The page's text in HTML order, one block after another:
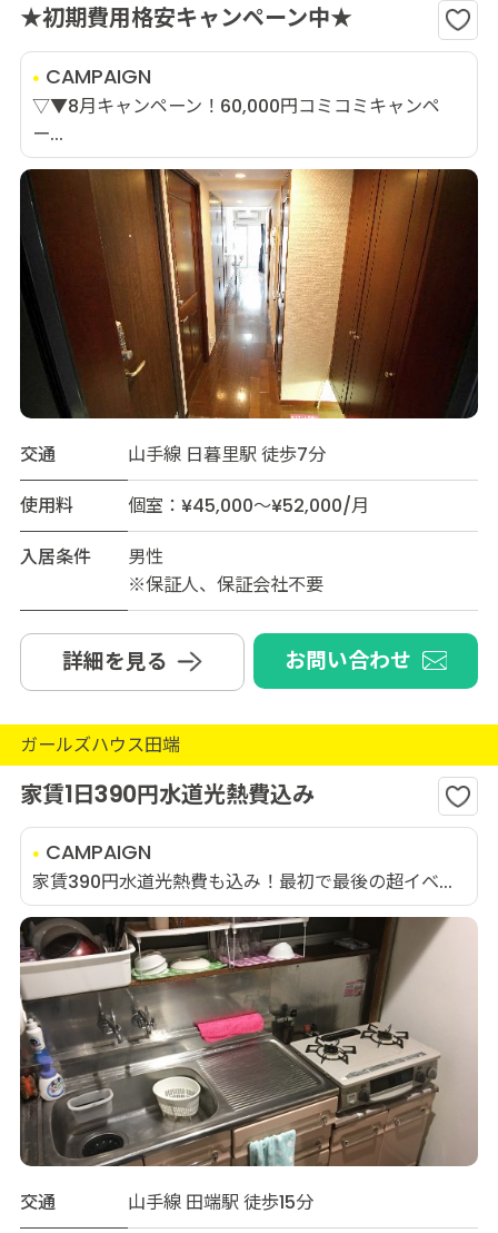
★初期費用格安キャンペーン中★
CAMPAIGN
▽▼8月キャンペーン！60,000円コミコミキャンペ
ー...
交通
山手線 日暮里駅 徒歩7分
使用料
個室：¥45,000～¥52,000/月
入居条件
男性
※保証人、保証会社不要
詳細を見る お問い合わせ
ガールズハウス田端
家賃1日390円水道光熱費込み
CAMPAIGN
家賃390円水道光熱費も込み！最初で最後の超イベ...
交通
山手線 田端駅 徒歩15分